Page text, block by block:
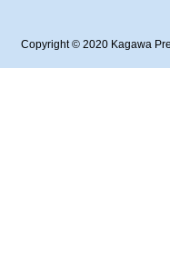
Copyright © 2020 Kagawa